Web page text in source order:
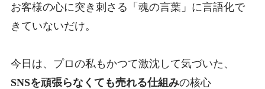
お客様の心に突き刺さる「魂の言葉」に言語化で
きていないだけ。
今日は、プロの私もかつて激沈して気づいた、
SNSを頑張らなくても売れる仕組みの核心